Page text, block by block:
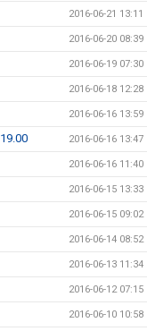
2016-06-21 13:11
2016-06-20 08:39
2016-06-19 07:30
2016-06-18 12:28
2016-06-16 13:59
2016-06-16 13:47
2016-06-16 11:40
2016-06-15 13:33
2016-06-15 09:02
2016-06-14 08:52
2016-06-13 11:34
2016-06-12 07:15
2016-06-10 10:58